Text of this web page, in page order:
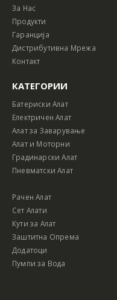
За Нас
Продукти
Гаранција
Дистрибутивна Мрежа
Контакт
КАТЕГОРИИ
Батериски Алат
Електричен Алат
Алат за Заварување
Алат и Моторни
Градинарски Алат
Пневматски Алат
Рачен Алат
Сет Алати
Кути за Алат
Заштитна Опрема
Додатоци
Пумпи за Вода